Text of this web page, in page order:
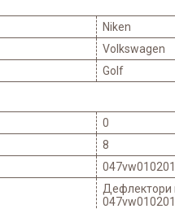
Niken
Volkswagen
Golf
0
8
047vw010201
Дефлектори
047vw010201